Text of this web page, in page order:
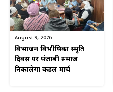
August 9, 2026
विभाजन विभीषिका स्मृति
दिवस पर पंजाबी समाज
निकालेगा कैंडल मार्च